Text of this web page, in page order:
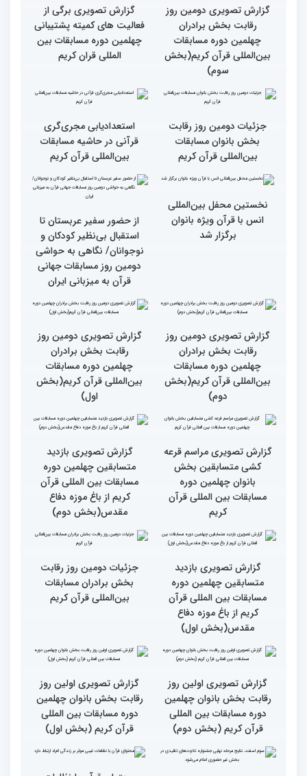
قاری آفریقایی: مسابقات
کشورهای زیادی رفته‌ام اما
حضور در ایران آرزویم بود
گزارش تصویری دومین روز
رقابت بخش برادران
چهلمین دوره مسابقات
چهارم)
گزارش تصویری دومین روز
رقابت بخش برادران
چهلمین دوره مسابقات
سوم)
گزارش تصویری برگی از
فعالیت های کمیته پشتیبانی
چهلمین دوره مسابقات بین
المللی قران کریم
استعدادیابی مجری‌گری
قرآنی در حاشیه مسابقات
نخستین محفل بین‌المللی
انس با قرآن ویژه بانوان
برگزار شد
از حضور سفیر عربستان تا
استقبال بی‌نظیر کودکان و
نوجوانان/ نگاهی به حواشی
دومین روز مسابقات جهانی
قرآن به میزبانی ایران
گزارش تصویری دومین روز
رقابت بخش برادران
چهلمین دوره مسابقات
بین‌المللی قرآن کریم(بخش
دوم)
گزارش تصویری دومین روز
رقابت بخش برادران
چهلمین دوره مسابقات
بین‌المللی قرآن کریم(بخش
اول)
گزارش تصویری مراسم قرعه
کشی متسابقین بخش
بانوان چهلمین دوره
مسابقات بین المللی قرآن
کریم
گزارش تصویری بازدید
متسابقین چهلمین دوره
مقدس(بخش دوم)
گزارش تصویری بازدید
متسابقین چهلمین دوره
مسابقات بین المللی قرآن
کریم از باغ موزه دفاع
مقدس(بخش اول)
جزئیات دومین روز رقابت
بخش برادران مسابقات
بین‌المللی قرآن کریم